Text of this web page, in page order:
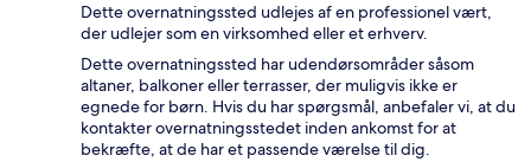
Dette overnatningssted udlejes af en professionel vært,
der udlejer som en virksomhed eller et erhverv.
Dette overnatningssted har udendørsområder såsom
altaner, balkoner eller terrasser, der muligvis ikke er
egnede for børn. Hvis du har spørgsmål, anbefaler vi, at du
kontakter overnatningsstedet inden ankomst for at
bekræfte, at de har et passende værelse til dig.